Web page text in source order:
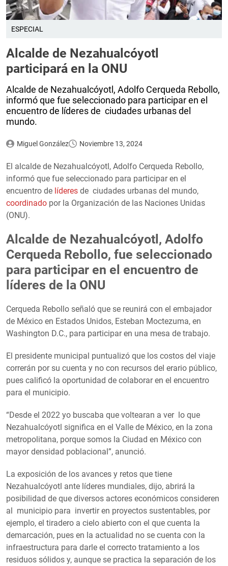
ESPECIAL
Alcalde de Nezahualcóyotl
participará en la ONU
Alcalde de Nezahualcóyotl, Adolfo Cerqueda Rebollo,
informó que fue seleccionado para participar en el
encuentro de líderes de ciudades urbanas del
mundo.
Miguel González Noviembre 13, 2024
El alcalde de Nezahualcóyotl, Adolfo Cerqueda Rebollo,
informó que fue seleccionado para participar en el
encuentro de líderes de ciudades urbanas del mundo,
coordinado por la Organización de las Naciones Unidas
(ONU).
Alcalde de Nezahualcóyotl, Adolfo
Cerqueda Rebollo, fue seleccionado
para participar en el encuentro de
líderes de la ONU
Cerqueda Rebollo señaló que se reunirá con el embajador
de México en Estados Unidos, Esteban Moctezuma, en
Washington D.C., para participar en una mesa de trabajo.
El presidente municipal puntualizó que los costos del viaje
correrán por su cuenta y no con recursos del erario público,
pues calificó la oportunidad de colaborar en el encuentro
para el municipio.
“Desde el 2022 yo buscaba que voltearan a ver lo que
Nezahualcóyotl significa en el Valle de México, en la zona
metropolitana, porque somos la Ciudad en México con
mayor densidad poblacional”, anunció.
La exposición de los avances y retos que tiene
Nezahualcóyotl ante líderes mundiales, dijo, abrirá la
posibilidad de que diversos actores económicos consideren
al municipio para invertir en proyectos sustentables, por
ejemplo, el tiradero a cielo abierto con el que cuenta la
demarcación, pues en la actualidad no se cuenta con la
infraestructura para darle el correcto tratamiento a los
residuos sólidos y, aunque se practica la separación de los